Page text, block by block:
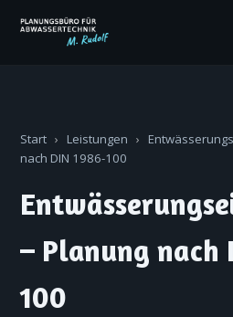
Start › Leistungen ›
nach DIN 1986-100
– Planung nach
100